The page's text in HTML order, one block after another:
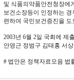
및 식품의약품안전청장에
보건소장등이 인정하는
련하여 국민보건증진을 도
2003년 6월 2일 국회에 제
안영근 정범구 김태홍 서
# 법안은 정책자료모음 법